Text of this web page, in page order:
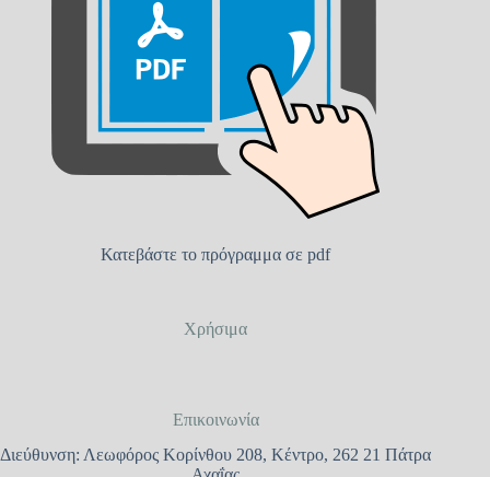
Κατεβάστε το πρόγραμμα σε pdf
Χρήσιμα
Επικοινωνία
Διεύθυνση: Λεωφόρος Κορίνθου 208, Κέντρο, 262 21 Πάτρα